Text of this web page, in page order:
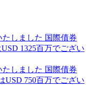
しました 国際債券
1325百万でござい
しました 国際債券
USD 750百万でござい